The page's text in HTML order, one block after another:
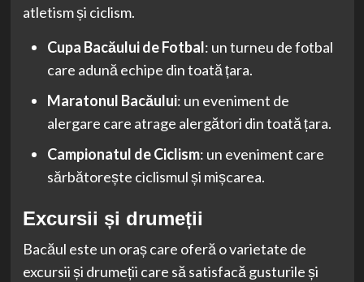
atletism și ciclism.
Cupa Bacăului de Fotbal: un turneu de fotbal
care adună echipe din toată țara.
Maratonul Bacăului: un eveniment de
alergare care atrage alergători din toată țara.
Campionatul de Ciclism: un eveniment care
sărbătorește ciclismul și mișcarea.
Excursii și drumeții
Bacăul este un oraș care oferă o varietate de
excursii și drumeții care să satisfacă gusturile și